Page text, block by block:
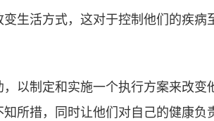
生活方式，这对于控制他们的疾
以制定和实施一个执行方案来改
所措，同时让他们对自己的健康负